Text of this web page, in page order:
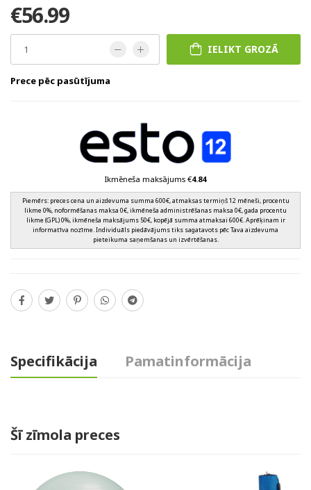
€56.99
IELIKT GROZĀ
Prece pēc pasūtījuma
Ikmēneša maksājums €4.84
Piemērs: preces cena un aizdevuma summa 600€, atmaksas termiņš 12 mēneši, procentu
likme 0%, noformēšanas maksa 0€, ikmēneša administrēšanas maksa 0€, gada procentu
likme (GPL) 0%, ikmēneša maksājums 50€, kopējā summa atmaksai 600€. Aprēķinam ir
informatīva nozīme. Individuāls piedāvājums tiks sagatavots pēc Tava aizdevuma
pieteikuma saņemšanas un izvērtēšanas.
Specifikācija Pamatinformācija
Šī zīmola preces